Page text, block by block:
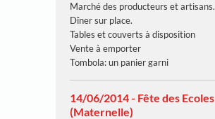
Marché des producteurs et artisans.
Dîner sur place.
Tables et couverts à disposition
Vente à emporter
Tombola: un panier garni
14/06/2014 - Fête des Ecoles
(Maternelle)